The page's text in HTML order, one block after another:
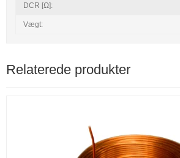
DCR [Ω]:
Vægt:
Relaterede produkter